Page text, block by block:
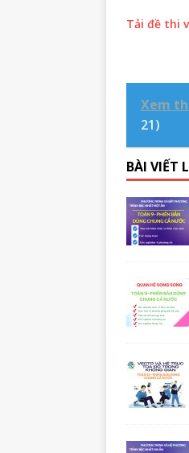
Tải đề thi
Xem
21)
BÀI VIẾT